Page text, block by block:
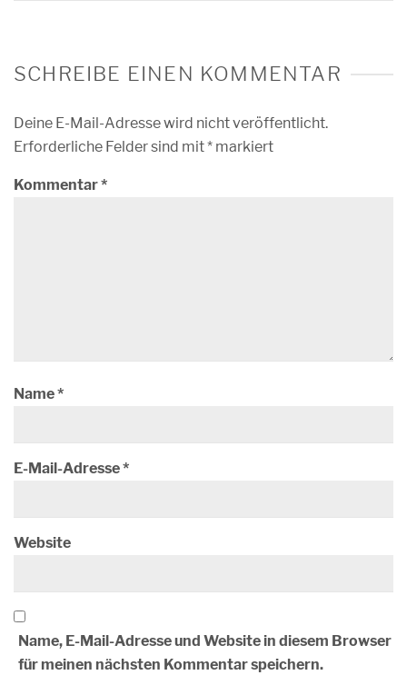
SCHREIBE EINEN KOMMENTAR
Deine E-Mail-Adresse wird nicht veröffentlicht.
Erforderliche Felder sind mit* markiert
Kommentar*
Name*
E-Mail-Adresse*
Website
Name, E-Mail-Adresse und Website in diesem Browser
für meinen nächsten Kommentar speichern.